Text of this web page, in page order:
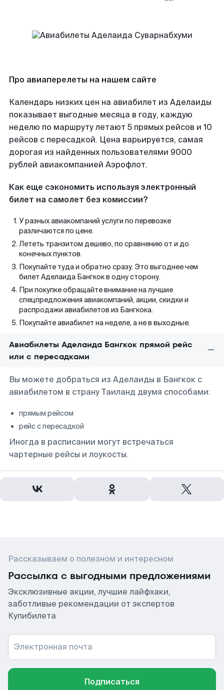
Про авиаперелеты на нашем сайте
Календарь низких цен на авиабилет из Аделаиды
показывает выгодные месяца в году, каждую
неделю по маршруту летают 5 прямых рейсов и 10
рейсов с пересадкой. Цена варьируется, самая
дорогая из найденных пользователями 9000
рублей авиакомпанией Аэрофлот.
Как еще сэкономить используя электронный
билет на самолет без комиссии?
У разных авиакомпаний услуги по перевозке
различаются по цене.
Лететь транзитом дешево, по сравнению от и до
конечных пунктов.
Покупайте туда и обратно сразу. Это выгоднее чем
билет Аделаида Бангкок в одну сторону.
При покупке обращайте внимание на лучшие
спецпредложения авиакомпаний, акции, скидки и
распродажи авиабилетов из Бангкока.
Покупайте авиабилет на неделе, а не в выходные.
Авиабилеты Аделаида Бангкок прямой рейс
или с пересадками
Вы можете добраться из Аделаиды в Бангкок с
авиабилетом в страну Таиланд двумя способами:
прямым рейсом
рейс с пересадкой
Иногда в расписании могут встречаться
чартерные рейсы и лоукосты.
Рассказываем о полезном и интересном
Рассылка с выгодными предложениями
Эксклюзивные акции, лучшие лайфхаки,
заботливые рекомендации от экспертов
Купибилета
Электронная почта
Подписаться